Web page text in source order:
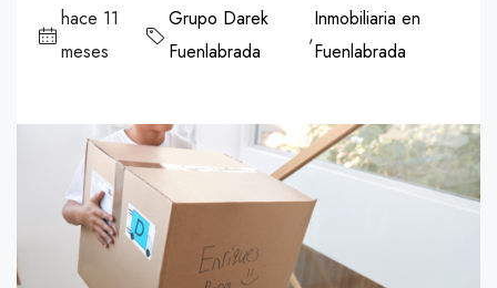
hace 11
meses
Grupo Darek
Fuenlabrada
,
Inmobiliaria en
Fuenlabrada